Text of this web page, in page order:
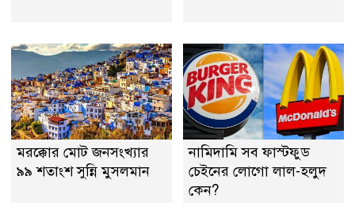
মরক্কোর মোট জনসংখ্যার
৯৯ শতাংশ সুন্নি মুসলমান
নামিদামি সব ফাস্টফুড
চেইনের লোগো লাল-হলুদ
কেন?